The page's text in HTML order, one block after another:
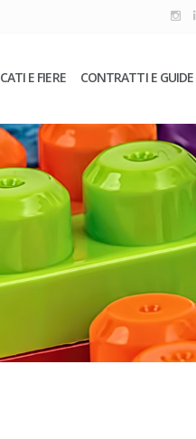
E FIERE CONTRATTI E GUIDE